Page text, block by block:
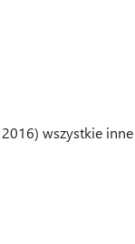
wszystkie inne